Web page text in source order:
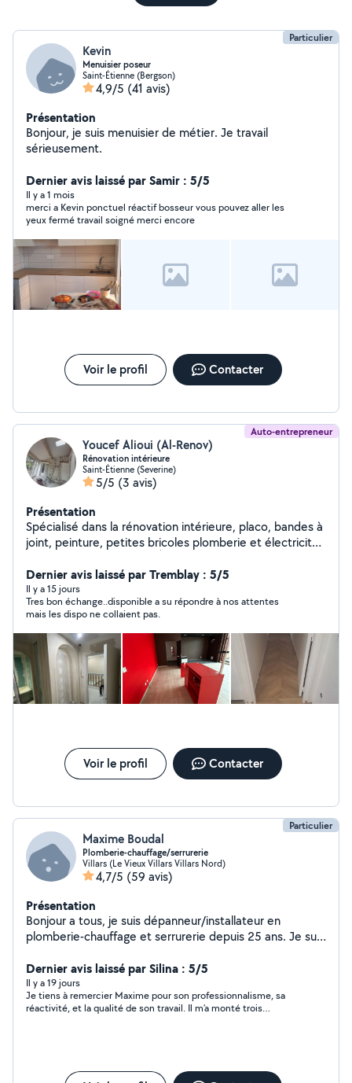
Particulier
Kevin
Menuisier poseur
Saint-Étienne (Bergson)
4,9/5 (41 avis)
Présentation
Bonjour, je suis menuisier de métier. Je travail
sérieusement.
Dernier avis laissé par Samir : 5/5
Il y a 1 mois
merci a Kevin ponctuel réactif bosseur vous pouvez aller les
yeux fermé travail soigné merci encore
Voir le profil Contacter
Auto-entrepreneur
Youcef Alioui (Al-Renov)
Rénovation intérieure
Saint-Étienne (Severine)
5/5 (3 avis)
Présentation
Spécialisé dans la rénovation intérieure, placo, bandes à
joint, peinture, petites bricoles plomberie et électricité,
devis gratuit.
Dernier avis laissé par Tremblay : 5/5
Il y a 15 jours
Tres bon échange..disponible a su répondre à nos attentes
mais les dispo ne collaient pas.
Voir le profil Contacter
Particulier
Maxime Boudal
Plomberie-chauffage/serrurerie
Villars (Le Vieux Villars Villars Nord)
4,7/5 (59 avis)
Présentation
Bonjour a tous, je suis dépanneur/installateur en
plomberie-chauffage et serrurerie depuis 25 ans. Je suis
alentours avec une plage horaire assez large et rapide, si
je ne suis pas déjà en intervention. N hésitez pas à me
contacter en cas de besoin. Cordialement
Dernier avis laissé par Silina : 5/5
Il y a 19 jours
Je tiens à remercier Maxime pour son professionnalisme, sa
réactivité, et la qualité de son travail. Il m’a monté trois